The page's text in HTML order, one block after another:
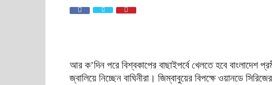
আর ক’দিন পরে বিশ্বকাপের বাছাইপর্বে খেলতে হবে বাংলাদেশ
জ্বালিয়ে নিচ্ছেন বাঘিনীরা। জিম্বাবুয়ের বিপক্ষে ওয়ানডে